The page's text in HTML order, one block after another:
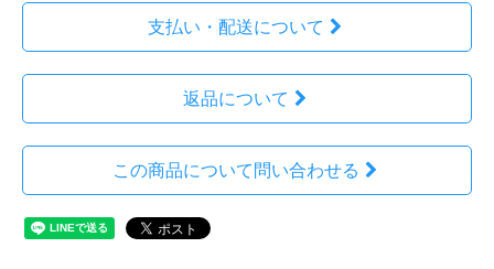
支払い・配送について
返品について
この商品について問い合わせる